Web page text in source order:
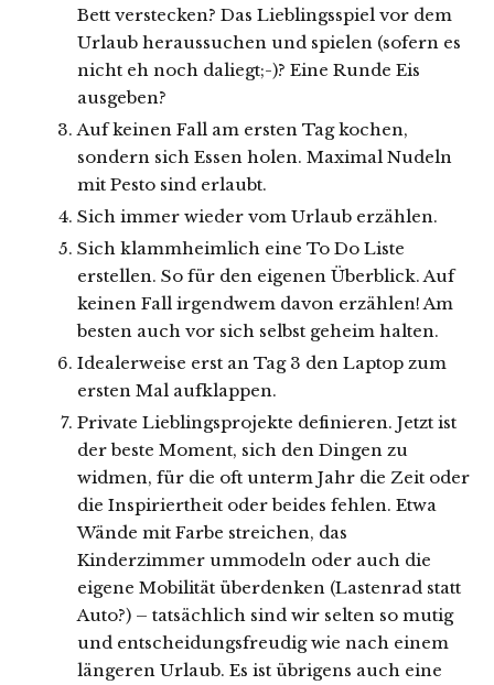
Bett verstecken? Das Lieblingsspiel vor dem
Urlaub heraussuchen und spielen (sofern es
nicht eh noch daliegt;-)? Eine Runde Eis
ausgeben?
Auf keinen Fall am ersten Tag kochen,
sondern sich Essen holen. Maximal Nudeln
mit Pesto sind erlaubt.
Sich immer wieder vom Urlaub erzählen.
Sich klammheimlich eine To Do Liste
erstellen. So für den eigenen Überblick. Auf
keinen Fall irgendwem davon erzählen! Am
besten auch vor sich selbst geheim halten.
Idealerweise erst an Tag 3 den Laptop zum
ersten Mal aufklappen.
Private Lieblingsprojekte definieren. Jetzt ist
der beste Moment, sich den Dingen zu
widmen, für die oft unterm Jahr die Zeit oder
die Inspiriertheit oder beides fehlen. Etwa
Wände mit Farbe streichen, das
Kinderzimmer ummodeln oder auch die
eigene Mobilität überdenken (Lastenrad statt
Auto?) – tatsächlich sind wir selten so mutig
und entscheidungsfreudig wie nach einem
längeren Urlaub. Es ist übrigens auch eine